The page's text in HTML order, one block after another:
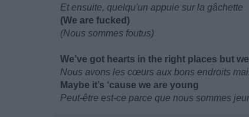
Et ensuite, quelqu'un appuie sur la gâchette
(We are fucked)
(Nous sommes foutus)
We’ve got hearts in the right places but
Nous avons les cœurs aux bons endroits
Maybe it’s ‘cause we are young
Peut-être est-ce parce que nous sommes